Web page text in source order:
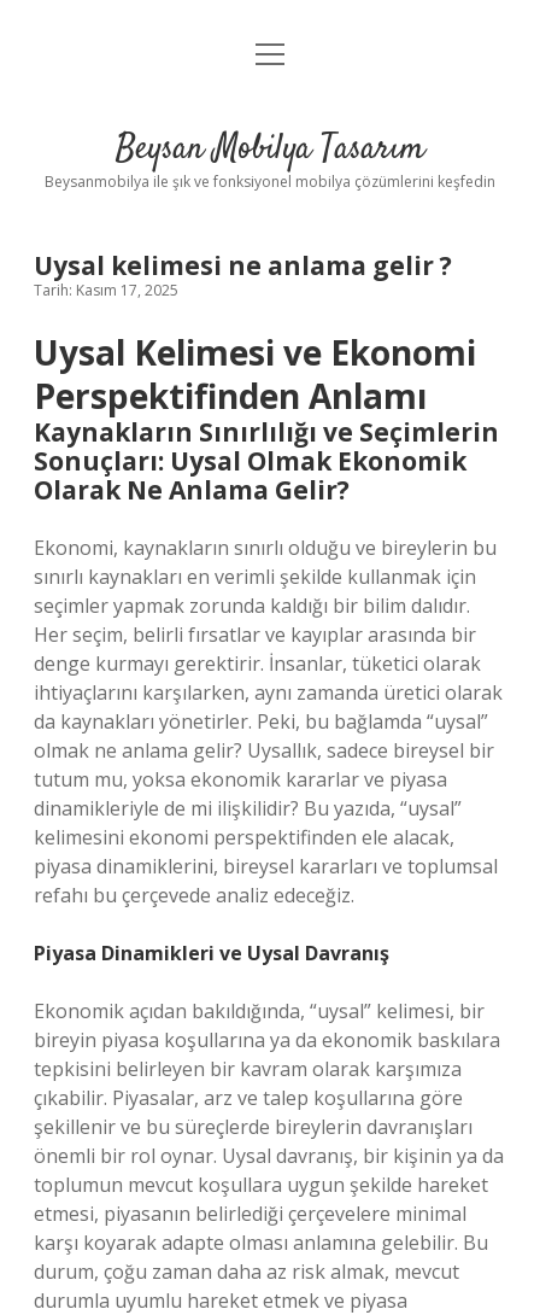
Anasayfa
Yasal Uyarı
menüyü
Beysan Mobilya Tasarım
Beysanmobilya ile şık ve fonksiyonel mobilya çözümlerini keşfedin
Uysal kelimesi ne anlama gelir ?
Tarih: Kasım 17, 2025
Uysal Kelimesi ve Ekonomi
Perspektifinden Anlamı
Kaynakların Sınırlılığı ve Seçimlerin
Sonuçları: Uysal Olmak Ekonomik
Olarak Ne Anlama Gelir?
Ekonomi, kaynakların sınırlı olduğu ve bireylerin bu
sınırlı kaynakları en verimli şekilde kullanmak için
seçimler yapmak zorunda kaldığı bir bilim dalıdır.
Her seçim, belirli fırsatlar ve kayıplar arasında bir
denge kurmayı gerektirir. İnsanlar, tüketici olarak
ihtiyaçlarını karşılarken, aynı zamanda üretici olarak
da kaynakları yönetirler. Peki, bu bağlamda “uysal”
olmak ne anlama gelir? Uysallık, sadece bireysel bir
tutum mu, yoksa ekonomik kararlar ve piyasa
dinamikleriyle de mi ilişkilidir? Bu yazıda, “uysal”
kelimesini ekonomi perspektifinden ele alacak,
piyasa dinamiklerini, bireysel kararları ve toplumsal
refahı bu çerçevede analiz edeceğiz.
Piyasa Dinamikleri ve Uysal Davranış
Ekonomik açıdan bakıldığında, “uysal” kelimesi, bir
bireyin piyasa koşullarına ya da ekonomik baskılara
tepkisini belirleyen bir kavram olarak karşımıza
çıkabilir. Piyasalar, arz ve talep koşullarına göre
şekillenir ve bu süreçlerde bireylerin davranışları
önemli bir rol oynar. Uysal davranış, bir kişinin ya da
toplumun mevcut koşullara uygun şekilde hareket
etmesi, piyasanın belirlediği çerçevelere minimal
karşı koyarak adapte olması anlamına gelebilir. Bu
durum, çoğu zaman daha az risk almak, mevcut
durumla uyumlu hareket etmek ve piyasa